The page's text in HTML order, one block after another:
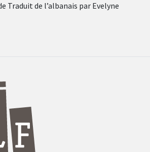
Traduit de l’albanais par Evelyne